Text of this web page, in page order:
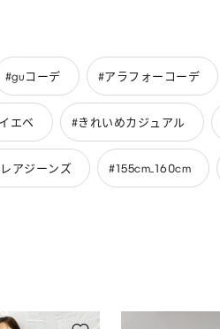
#guコーデ #アラフォーコーデ
エベ #きれいめカジュアル
アジーンズ #155cm_160cm